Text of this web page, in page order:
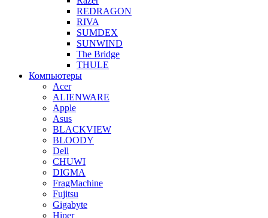
REDRAGON
RIVA
SUMDEX
SUNWIND
The Bridge
THULE
Компьютеры
Acer
ALIENWARE
Apple
Asus
BLACKVIEW
BLOODY
Dell
CHUWI
DIGMA
FragMachine
Fujitsu
Gigabyte
Hiper